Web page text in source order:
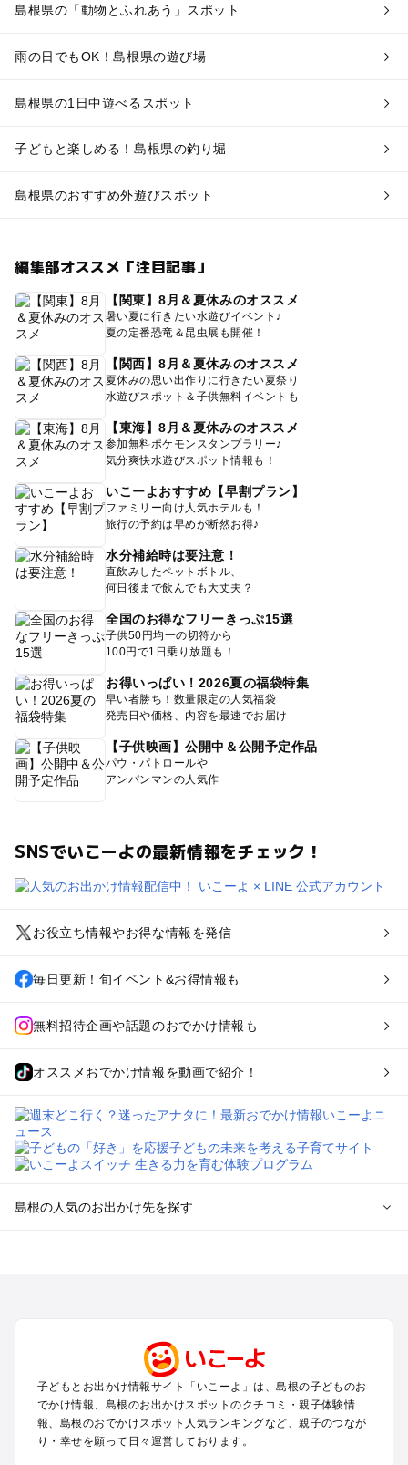
島根県の「動物とふれあう」スポット
雨の日でもOK！島根県の遊び場
島根県の1日中遊べるスポット
子どもと楽しめる！島根県の釣り堀
島根県のおすすめ外遊びスポット
編集部オススメ「注目記事」
【関東】8月＆夏休みのオススメ
暑い夏に行きたい水遊びイベント♪
夏の定番恐竜＆昆虫展も開催！
【関西】8月＆夏休みのオススメ
夏休みの思い出作りに行きたい夏祭り
水遊びスポット＆子供無料イベントも
【東海】8月＆夏休みのオススメ
参加無料ポケモンスタンプラリー♪
気分爽快水遊びスポット情報も！
いこーよおすすめ【早割プラン】
ファミリー向け人気ホテルも！
旅行の予約は早めが断然お得♪
水分補給時は要注意！
直飲みしたペットボトル、
何日後まで飲んでも大丈夫？
全国のお得なフリーきっぷ15選
子供50円均一の切符から
100円で1日乗り放題も！
お得いっぱい！2026夏の福袋特集
早い者勝ち！数量限定の人気福袋
発売日や価格、内容を最速でお届け
【子供映画】公開中＆公開予定作品
パウ・パトロールや
アンパンマンの人気作
SNSでいこーよの最新情報をチェック！
お役立ち情報やお得な情報を発信
毎日更新！旬イベント&お得情報も
無料招待企画や話題のおでかけ情報も
オススメおでかけ情報を動画で紹介！
島根の人気のお出かけ先を探す
隠岐島のプールお出かけ
島根の定番お出かけスポット
島根の遊園地
島根の動物園
子どもとお出かけ情報サイト「いこーよ」は、島根の子どものお
でかけ情報、島根のお出かけスポットのクチコミ・親子体験情
報、島根のおでかけスポット人気ランキングなど、親子のつなが
り・幸せを願って日々運営しております。